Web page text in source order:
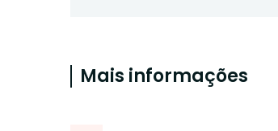
Mais informações